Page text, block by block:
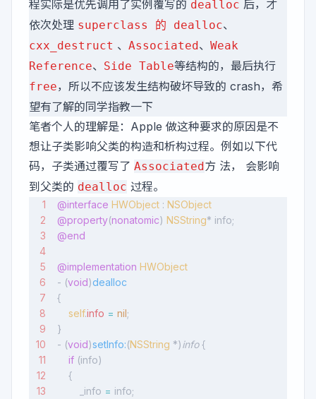
程实际是优先调用了实例覆写的 dealloc 后，才
依次处理 superclass 的 dealloc、
cxx_destruct 、 Associated、 Weak
Reference、 Side Table等结构的，最后执行
free，所以不应该发生结构破坏导致的 crash，希
望有了解的同学指教一下
笔者个人的理解是：Apple 做这种要求的原因是不
想让子类影响父类的构造和析构过程。例如以下代
码，子类通过覆写了 Associated方 法， 会影响
到父类的 dealloc 过程。
@interface HWObject : NSObject
@property(nonatomic) NSString* info;
@end
@implementation HWObject
- (void)dealloc
{
    self
.info = nil;
}
- (void)setInfo:(NSString *)info {
    if
(info)
    {
        _info
= info;